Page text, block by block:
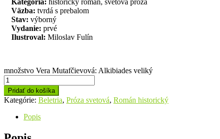
Väzba: tvrdá s prebalom
Stav: výborný
Vydanie: prvé
Ilustroval: Miloslav Fulín
množstvo Vera Mutafčievová: Alkibiades veliký
Pridať do košíka
Kategórie: Beletria, Próza svetová, Román historický
Popis